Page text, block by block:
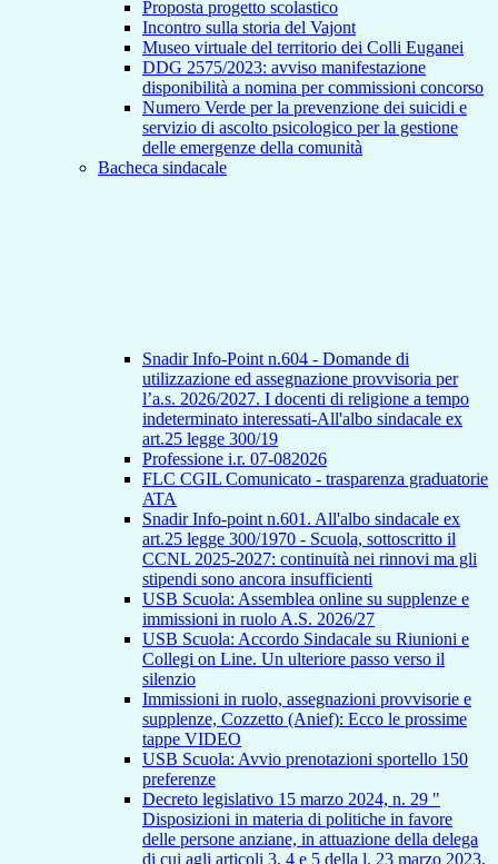
Proposta progetto scolastico
Incontro sulla storia del Vajont
Museo virtuale del territorio dei Colli Euganei
DDG 2575/2023: avviso manifestazione
disponibilità a nomina per commissioni concorso
Numero Verde per la prevenzione dei suicidi e
servizio di ascolto psicologico per la gestione
delle emergenze della comunità
Bacheca sindacale
Snadir Info-Point n.604 - Domande di
utilizzazione ed assegnazione provvisoria per
l’a.s. 2026/2027. I docenti di religione a tempo
indeterminato interessati-All'albo sindacale ex
art.25 legge 300/19
Professione i.r. 07-082026
FLC CGIL Comunicato - trasparenza graduatorie
ATA
Snadir Info-point n.601. All'albo sindacale ex
art.25 legge 300/1970 - Scuola, sottoscritto il
CCNL 2025-2027: continuità nei rinnovi ma gli
stipendi sono ancora insufficienti
USB Scuola: Assemblea online su supplenze e
immissioni in ruolo A.S. 2026/27
USB Scuola: Accordo Sindacale su Riunioni e
Collegi on Line. Un ulteriore passo verso il
silenzio
Immissioni in ruolo, assegnazioni provvisorie e
supplenze, Cozzetto (Anief): Ecco le prossime
tappe VIDEO
USB Scuola: Avvio prenotazioni sportello 150
preferenze
Decreto legislativo 15 marzo 2024, n. 29 "
Disposizioni in materia di politiche in favore
delle persone anziane, in attuazione della delega
di cui agli articoli 3, 4 e 5 della l. 23 marzo 2023,